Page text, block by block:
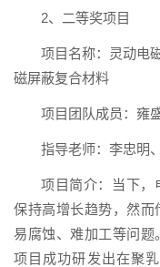
2、二等奖项目
项目名称：灵动电
磁屏蔽复合材料
项目团队成员：雍
指导老师：李忠明
项目简介：当下，
保持高增长趋势，然而
易腐蚀、难加工等问
项目成功研发出在聚